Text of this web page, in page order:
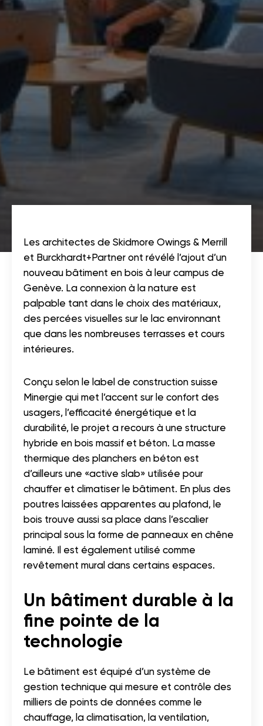
Les architectes de Skidmore Owings & Merrill
et Burckhardt+Partner ont révélé l’ajout d’un
nouveau bâtiment en bois à leur campus de
Genève. La connexion à la nature est
palpable tant dans le choix des matériaux,
des percées visuelles sur le lac environnant
que dans les nombreuses terrasses et cours
intérieures.
Conçu selon le label de construction suisse
Minergie qui met l’accent sur le confort des
usagers, l’efficacité énergétique et la
durabilité, le projet a recours à une structure
hybride en bois massif et béton. La masse
thermique des planchers en béton est
d’ailleurs une «active slab» utilisée pour
chauffer et climatiser le bâtiment. En plus des
poutres laissées apparentes au plafond, le
bois trouve aussi sa place dans l’escalier
principal sous la forme de panneaux en chêne
laminé. Il est également utilisé comme
revêtement mural dans certains espaces.
Un bâtiment durable à la
fine pointe de la
technologie
Le bâtiment est équipé d’un système de
gestion technique qui mesure et contrôle des
milliers de points de données comme le
chauffage, la climatisation, la ventilation,